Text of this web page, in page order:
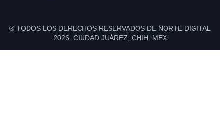
® TODOS LOS DERECHOS RESERVADOS DE NORTE DIGITAL
2026 CIUDAD JUÁREZ, CHIH. MEX.